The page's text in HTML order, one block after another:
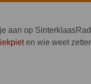
aan op
en wie weet